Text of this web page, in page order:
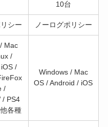
10台
シー ノーログポリシー
Mac
/
/
/
/ PS4
各種
Windows / Mac
OS / Android / iOS